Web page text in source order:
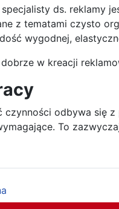
ds. reklamy
z tematami czysto
wygodnej,
w kreacji
czynności odbywa się
To